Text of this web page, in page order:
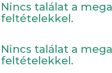
Nincs találat a
feltételekkel.
Nincs találat a
feltételekkel.